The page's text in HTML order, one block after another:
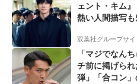
ェント・キム
熱い人間描写も
双葉社グループサイ
「マジでなん
チ前に掲げら
弾」「合コン